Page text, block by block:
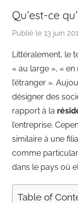
Qu’est-ce
Publié le 13 juin
Littéralement, le
« au large », «
l’étranger ».
désigner des
rapport à la
l’entreprise.
similaire à une
comme
dans le pays où
Table of